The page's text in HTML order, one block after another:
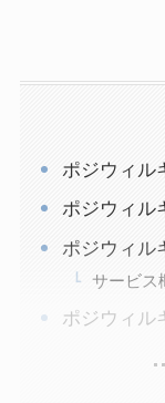
ポジウィル
ポジウィル
ポジウィル
サービス
ポジウィル